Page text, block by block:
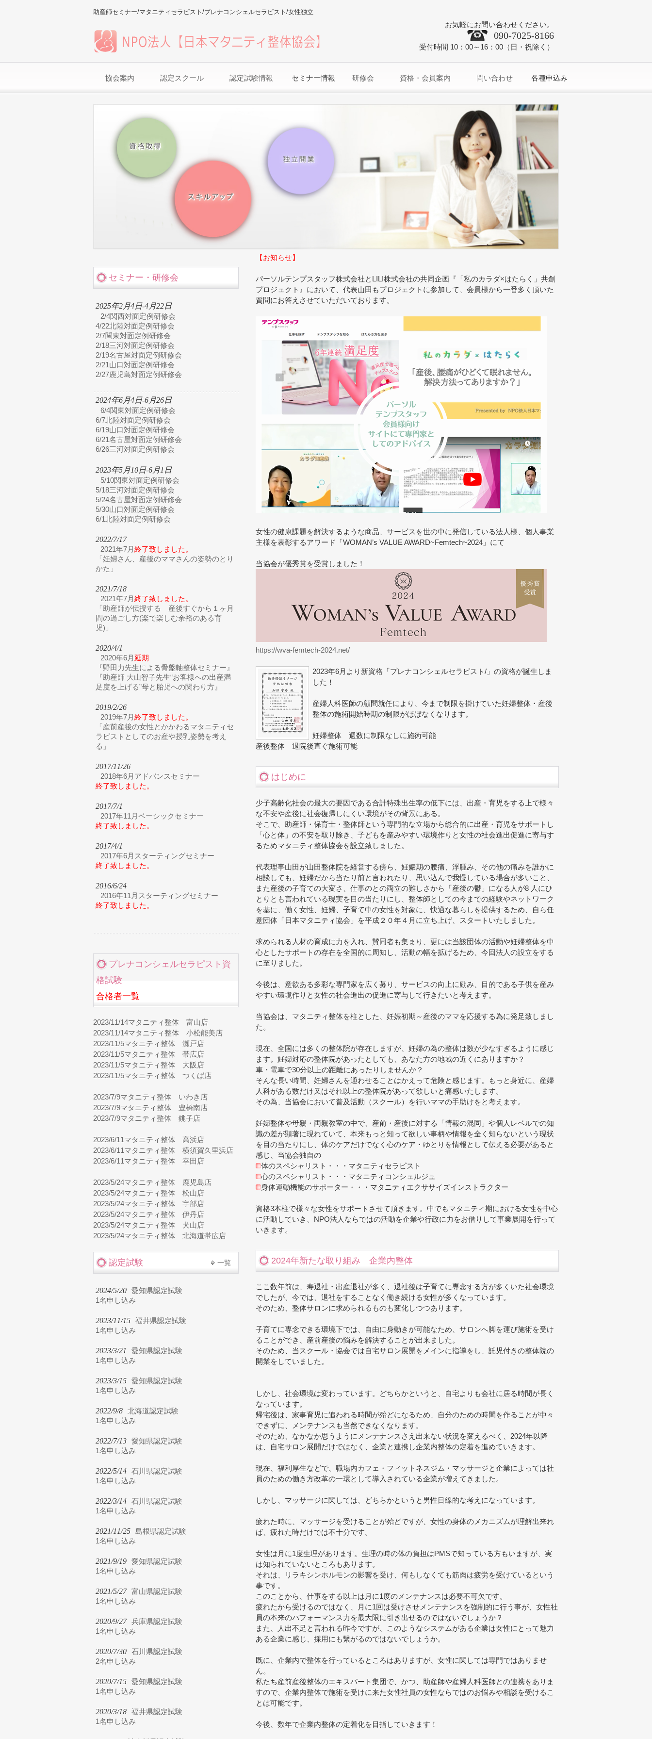
助産師セミナー/マタニティセラピスト/プレナコンシェルセラピスト/女性独立
お気軽にお問い合わせください。
090-7025-8166
受付時間 10：00～16：00（日・祝除く）
協会案内 認定スクール 認定試験情報 セミナー情報 研修会 資格・会員案内 問い合わせ 各種申込み
【お知らせ】
パーソルテンプスタッフ株式会社とLILI株式会社の共同企画『「私のカラダ×はたらく」共創
プロジェクト』において、代表山田もプロジェクトに参加して、会員様から一番多く頂いた
質問にお答えさせていただいております。
女性の健康課題を解決するような商品、サービスを世の中に発信している法人様、個人事業
主様を表彰するアワード「WOMAN’s VALUE AWARD~Femtech~2024」にて
当協会が優秀賞を受賞しました！
https://wva-femtech-2024.net/
2023年6月より新資格「プレナコンシェルセラピスト/」の資格が誕生しま
した！
産婦人科医師の顧問就任により、今まで制限を掛けていた妊婦整体・産後
整体の施術開始時期の制限がほぼなくなります。
妊婦整体 週数に制限なしに施術可能
産後整体 退院後直ぐ施術可能
はじめに
少子高齢化社会の最大の要因である合計特殊出生率の低下には、出産・育児をする上で様々
な不安や産後に社会復帰しにくい環境がその背景にある。
そこで、助産師・保育士・整体師という専門的な立場から総合的に出産・育児をサポートし
「心と体」の不安を取り除き、子どもを産みやすい環境作りと女性の社会進出促進に寄与す
るためマタニティ整体協会を設立致しました。
代表理事山田が山田整体院を経営する傍ら、妊娠期の腰痛、浮腫み、その他の痛みを誰かに
相談しても、妊婦だから当たり前と言われたり、思い込んで我慢している場合が多いこと、
また産後の子育ての大変さ、仕事のとの両立の難しさから「産後の鬱」になる人が8 人にひ
とりとも言われている現実を目の当たりにし、整体師としての今までの経験やネットワーク
を基に、働く女性、妊婦、子育て中の女性を対象に、快適な暮らしを提供するため、自ら任
意団体「日本マタニティ協会」を平成２０年４月に立ち上げ、スタートいたしました。
求められる人材の育成に力を入れ、賛同者も集まり、更には当該団体の活動や妊婦整体を中
心としたサポートの存在を全国的に周知し、活動の幅を拡げるため、今回法人の設立をする
に至りました。
今後は、意欲ある多彩な専門家を広く募り、サービスの向上に励み、目的である子供を産み
やすい環境作りと女性の社会進出の促進に寄与して行きたいと考えます。
当協会は、マタニティ整体を柱とした、妊娠初期～産後のママを応援する為に発足致しまし
た。
現在、全国には多くの整体院が存在しますが、妊婦の為の整体は数が少なすぎるように感じ
ます。妊婦対応の整体院があったとしても、あなた方の地域の近くにありますか？
車・電車で30分以上の距離にあったりしませんか？
そんな長い時間、妊婦さんを通わせることはかえって危険と感じます。もっと身近に、産婦
人科がある数だけ又はそれ以上の整体院があって欲しいと痛感いたします。
その為、当協会において普及活動（スクール）を行いママの手助けをと考えます。
妊婦整体や母親・両親教室の中で、産前・産後に対する「情報の混同」や個人レベルでの知
識の差が顕著に現れていて、本来もっと知って欲しい事柄や情報を全く知らないという現状
を目の当たりにし、体のケアだけでなく心のケア・ゆとりを情報として伝える必要があると
感じ、当協会独自の
体のスペシャリスト・・・マタニティセラピスト
心のスペシャリスト・・・マタニティコンシェルジュ
身体運動機能のサポーター・・・マタニティエクササイズインストラクター
資格3本柱で様々な女性をサポートさせて頂きます。中でもマタニティ期における女性を中心
に活動していき、NPO法人ならではの活動を企業や行政に力をお借りして事業展開を行って
いきます。
2024年新たな取り組み 企業内整体
ここ数年前は、寿退社・出産退社が多く、退社後は子育てに専念する方が多くいた社会環境
でしたが、今では、退社をすることなく働き続ける女性が多くなっています。
そのため、整体サロンに求められるものも変化しつつあります。
子育てに専念できる環境下では、自由に身動きが可能なため、サロンへ脚を運び施術を受け
ることができ、産前産後の悩みを解決することが出来ました。
そのため、当スクール・協会では自宅サロン展開をメインに指導をし、託児付きの整体院の
開業をしていました。
しかし、社会環境は変わっています。どちらかというと、自宅よりも会社に居る時間が長く
なっています。
帰宅後は、家事育児に追われる時間が殆どになるため、自分のための時間を作ることが中々
できずに、メンテナンスも当然できなくなります。
そのため、なかなか思うようにメンテナンスさえ出来ない状況を変えるべく、2024年以降
は、自宅サロン展開だけではなく、企業と連携し企業内整体の定着を進めていきます。
現在、福利厚生などで、職場内カフェ・フィットネスジム・マッサージと企業によっては社
員のための働き方改革の一環として導入されている企業が増えてきました。
しかし、マッサージに関しては、どちらかというと男性目線的な考えになっています。
疲れた時に、マッサージを受けることが殆どですが、女性の身体のメカニズムが理解出来れ
ば、疲れた時だけでは不十分です。
女性は月に1度生理があります。生理の時の体の負担はPMSで知っている方もいますが、実
は知られていないところもあります。
それは、リラキシンホルモンの影響を受け、何もしなくても筋肉は疲労を受けているという
事です。
このことから、仕事をする以上は月に1度のメンテナンスは必要不可欠です。
疲れたから受けるのではなく、月に1回は受けさせメンテナンスを強制的に行う事が、女性社
員の本来のパフォーマンス力を最大限に引き出せるのではないでしょうか？
また、人出不足と言われる昨今ですが、このようなシステムがある企業は女性にとって魅力
ある企業に感じ、採用にも繋がるのではないでしょうか。
既に、企業内で整体を行っているところはありますが、女性に関しては専門ではありませ
ん。
私たち産前産後整体のエキスパート集団で、かつ、助産師や産婦人科医師との連携をありま
すので、企業内整体で施術を受けに来た女性社員の女性ならではのお悩みや相談を受けるこ
とは可能です。
今後、数年で企業内整体の定着化を目指していきます！
セミナー・研修会
2025年2月4日-4月22日
2/4関西対面定例研修会
4/22北陸対面定例研修会
2/7関東対面定例研修会
2/18三河対面定例研修会
2/19名古屋対面定例研修会
2/21山口対面定例研修会
2/27鹿児島対面定例研修会
2024年6月4日-6月26日
6/4関東対面定例研修会
6/7北陸対面定例研修会
6/19山口対面定例研修会
6/21名古屋対面定例研修会
6/26三河対面定例研修会
2023年5月10日-6月1日
5/10関東対面定例研修会
5/18三河対面定例研修会
5/24名古屋対面定例研修会
5/30山口対面定例研修会
6/1北陸対面定例研修会
2022/7/17
2021年7月 終了致しました。
「妊婦さん、産後のママさんの姿勢のとり
かた」
2021/7/18
2021年7月 終了致しました。
「助産師が伝授する 産後すぐから１ヶ月
間の過ごし方(楽で楽しむ余裕のある育
児)」
2020/4/1
2020年6月 延期
『野田力先生による骨盤軸整体セミナー』
『助産師 大山智子先生“お客様への出産満
足度を上げる”母と胎児への関わり方』
2019/2/26
2019年7月 終了致しました。
「産前産後の女性とかかわるマタニティセ
ラピストとしてのお産や授乳姿勢を考え
る」
2017/11/26
2018年6月アドバンスセミナー
終了致しました。
2017/7/1
2017年11月ベーシックセミナー
終了致しました。
2017/4/1
2017年6月スターティングセミナー
終了致しました。
2016/6/24
2016年11月スターティングセミナー
終了致しました。
プレナコンシェルセラピスト資
格試験
合格者一覧
2023/11/14マタニティ整体 富山店
2023/11/14マタニティ整体 小松能美店
2023/11/5マタニティ整体 瀬戸店
2023/11/5マタニティ整体 帯広店
2023/11/5マタニティ整体 大阪店
2023/11/5マタニティ整体 つくば店
2023/7/9マタニティ整体 いわき店
2023/7/9マタニティ整体 豊橋南店
2023/7/9マタニティ整体 銚子店
2023/6/11 マタニティ整体 高浜店
2023/6/11 マタニティ整体 横須賀久里浜店
2023/6/11 マタニティ整体 幸田店
2023/5/24マタニティ整体 鹿児島店
2023/5/24マタニティ整体 松山店
2023/5/24マタニティ整体 宇部店
2023/5/24マタニティ整体 伊丹店
2023/5/24マタニティ整体 犬山店
2023/5/24マタニティ整体 北海道帯広店
認定試験 一覧
2024/5/20
愛知県認定試験
1名申し込み
2023/11/15
福井県認定試験
1名申し込み
2023/3/21
愛知県認定試験
1名申し込み
2023/3/15
愛知県認定試験
1名申し込み
2022/9/8
北海道認定試験
1名申し込み
2022/7/13
愛知県認定試験
1名申し込み
2022/5/14
石川県認定試験
1名申し込み
2022/3/14
石川県認定試験
1名申し込み
2021/11/25
島根県認定試験
1名申し込み
2021/9/19
愛知県認定試験
1名申し込み
2021/5/27
富山県認定試験
1名申し込み
2020/9/27
兵庫県認定試験
1名申し込み
2020/7/30
石川県認定試験
2名申し込み
2020/7/15
愛知県認定試験
1名申し込み
2020/3/18
福井県認定試験
1名申し込み